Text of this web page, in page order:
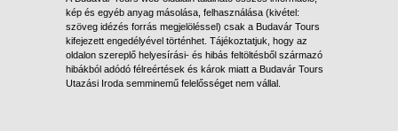
kép és egyéb anyag másolása, felhasználása (kivétel:
szöveg idézés forrás megjelöléssel) csak a Budavár Tours
kifejezett engedélyével történhet. Tájékoztatjuk, hogy az
oldalon szereplő helyesírási- és hibás feltöltésből származó
hibákból adódó félreértések és károk miatt a Budavár Tours
Utazási Iroda semminemű felelősséget nem vállal.